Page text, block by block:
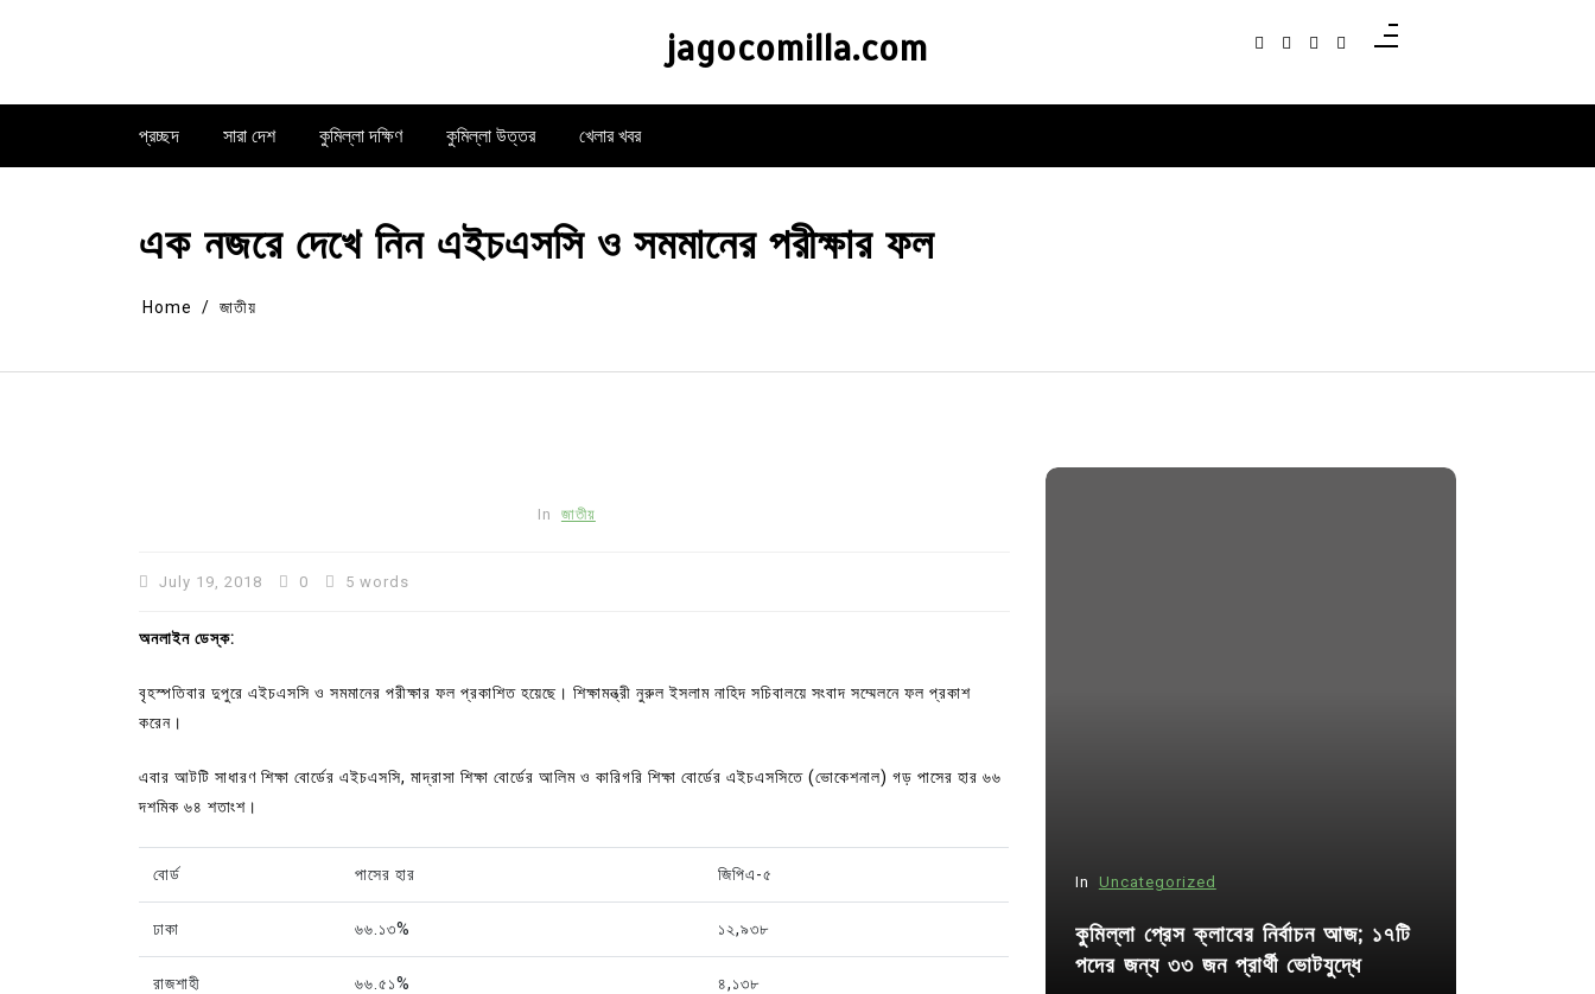
jagocomilla.com
প্রচ্ছদ সারা দেশ কুমিল্লা দক্ষিণ কুমিল্লা উত্তর খেলার খবর
এক নজরে দেখে নিন এইচএসসি ও সমমানের পরীক্ষার ফল
Home জাতীয়
In জাতীয়
July 19, 2018 0 5 words
অনলাইন ডেস্ক:
বৃহস্পতিবার দুপুরে এইচএসসি ও সমমানের পরীক্ষার ফল প্রকাশিত হয়েছে। শিক্ষামন্ত্রী নুরুল ইসলাম নাহিদ সচিবালয়ে সংবাদ সম্মেলনে ফল প্রকাশ
করেন।
এবার আটটি সাধারণ শিক্ষা বোর্ডের এইচএসসি, মাদ্রাসা শিক্ষা বোর্ডের আলিম ও কারিগরি শিক্ষা বোর্ডের এইচএসসিতে (ভোকেশনাল) গড় পাসের হার ৬৬
দশমিক ৬৪ শতাংশ।
বোর্ড পাসের হার জিপিএ-৫
ঢাকা ৬৬.১৩% ১২,৯৩৮
রাজশাহী ৬৬.৫১% ৪,১৩৮
Uncategorized
কুমিল্লা প্রেস ক্লাবের নির্বাচন আজ; ১৭টি
পদের জন্য ৩৩ জন প্রার্থী ভোটযুদ্ধে
Uncategorized
আদর্শ সমাজ বিনির্মাণে সহায়ক ভুমিকা রাখে
ছাত্রসমাজ- প্রেসক্লাব সভাপতি
In Uncategorized
কুমিল্লা প্রেস ক্লাবের নির্বাচন আজ; ১৭টি
পদের জন্য ৩৩ জন প্রার্থী ভোটযুদ্ধে